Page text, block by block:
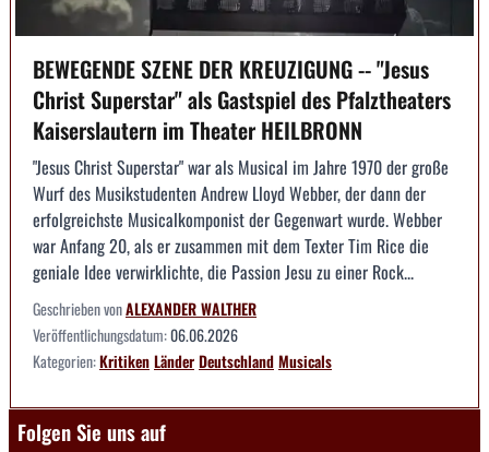
BEWEGENDE SZENE DER KREUZIGUNG -- "Jesus
Christ Superstar" als Gastspiel des Pfalztheaters
Kaiserslautern im Theater HEILBRONN
"Jesus Christ Superstar" war als Musical im Jahre 1970 der große
Wurf des Musikstudenten Andrew Lloyd Webber, der dann der
erfolgreichste Musicalkomponist der Gegenwart wurde. Webber
war Anfang 20, als er zusammen mit dem Texter Tim Rice die
geniale Idee verwirklichte, die Passion Jesu zu einer Rock...
Geschrieben vonALEXANDER WALTHER
Veröffentlichungsdatum:06.06.2026
Kategorien:KritikenLänderDeutschlandMusicals
Folgen Sie uns auf